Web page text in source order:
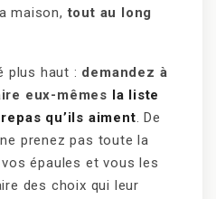
maison,tout au long
plus haut : demandez à
eux-mêmes
la liste
qu’ils aiment. De
prenez pas toute la
épaules et vous les
des choix qui leur